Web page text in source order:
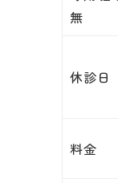
無
休診日
料金